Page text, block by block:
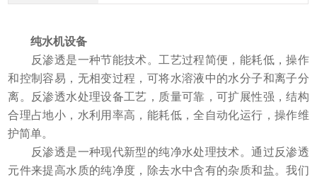
纯水机设备
反渗透是一种节能技术。工艺过程简便，能耗低，操作
和控制容易，无相变过程，可将水溶液中的水分子和离子分
离。反渗透水处理设备工艺，质量可靠，可扩展性强，结构
合理占地小，水利用率高，能耗低，全自动化运行，操作维
护简单。
反渗透是一种现代新型的纯净水处理技术。通过反渗透
元件来提高水质的纯净度，除去水中含有的杂质和盐。我们